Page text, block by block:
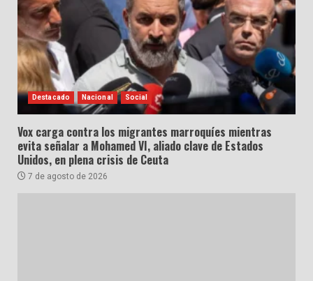
Destacado Nacional Social
Vox carga contra los migrantes marroquíes mientras
evita señalar a Mohamed VI, aliado clave de Estados
Unidos, en plena crisis de Ceuta
7 de agosto de 2026